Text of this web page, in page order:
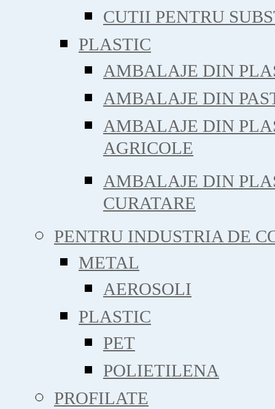
CUTII PENTRU
PLASTIC
AMBALAJE DIN
AMBALAJE DIN
AMBALAJE DIN
AGRICOLE
AMBALAJE DIN
CURATARE
PENTRU INDUSTRIA DE
METAL
AEROSOLI
PLASTIC
PET
POLIETILENA
PROFILATE